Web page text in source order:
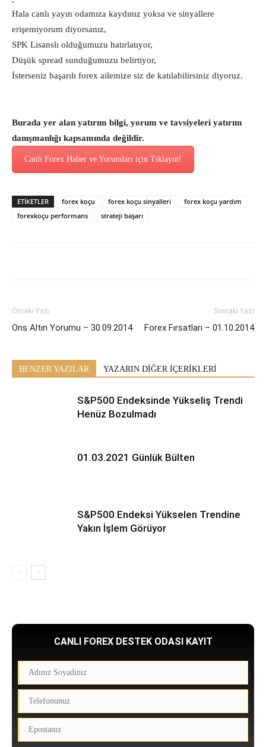
Hala canlı yayın odamıza kaydınız yoksa ve sinyallere
erişemiyorum diyorsanız,
SPK Lisanslı olduğumuzu hatırlatıyor,
Düşük spread sunduğumuzu belirtiyor,
İsterseniz başarılı forex ailemize siz de katılabilirsiniz diyoruz.
Burada yer alan yatırım bilgi, yorum ve tavsiyeleri yatırım
danışmanlığı kapsamında değildir.
Canlı Forex Haber ve Yorumları için Tıklayın!
ETİKETLER forex koçu forex koçu sinyalleri
forex koçu yardım
forexkoçu performans
strateji başarı
Önceki Yazı
Ons Altın Yorumu – 30.09.2014
Sonraki Yazı
Forex Fırsatları – 01.10.2014
BENZER YAZILAR YAZARIN DİĞER İÇERİKLERİ
S&P500 Endeksinde Yükseliş Trendi
Henüz Bozulmadı
01.03.2021 Günlük Bülten
S&P500 Endeksi Yükselen Trendine
Yakın İşlem Görüyor
CANLI FOREX DESTEK ODASI KAYIT